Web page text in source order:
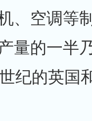
、空调等
量的一半
纪的英国